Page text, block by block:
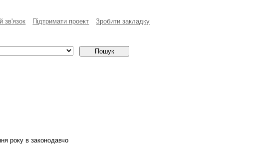
зв'язок Пiдтримати проект Зробити закладку
року в законодавчо